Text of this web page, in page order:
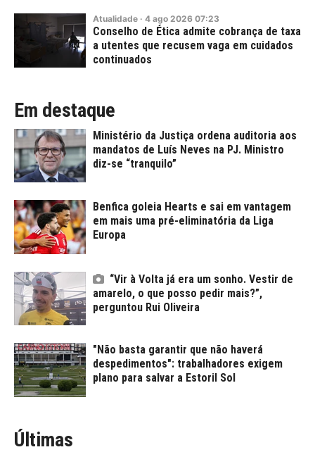
Atualidade · 4 ago 2026 07:23
Conselho de Ética admite cobrança de taxa
a utentes que recusem vaga em cuidados
continuados
Em destaque
Ministério da Justiça ordena auditoria aos
mandatos de Luís Neves na PJ. Ministro
diz-se “tranquilo”
Benfica goleia Hearts e sai em vantagem
em mais uma pré-eliminatória da Liga
Europa
“Vir à Volta já era um sonho. Vestir de
amarelo, o que posso pedir mais?”,
perguntou Rui Oliveira
"Não basta garantir que não haverá
despedimentos": trabalhadores exigem
plano para salvar a Estoril Sol
Últimas